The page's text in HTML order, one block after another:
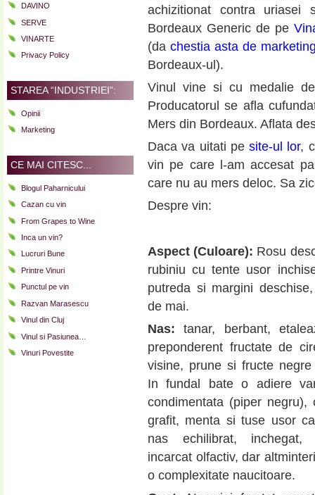
DAVINO
SERVE
VINARTE
Privacy Policy
STAREA “INDUSTRIEI”:
Opinii
Marketing
CE MAI CITESC...
Blogul Paharnicului
Cazan cu vin
From Grapes to Wine
Inca un vin?
Lucruri Bune
Printre Vinuri
Punctul pe vin
Razvan Marasescu
Vinul din Cluj
Vinul si Pasiunea…
Vinuri Povestite
achizitionat contra
Bordeaux Generic de pe
(dachestia asta de
Bordeaux-ul).
Vinul vine si cu medalie
Producatorul se afla
Mers din Bordeaux. Aflata
Daca va uitati pesite-ul lor,
vin pe care l-am accesat
care nu au mers deloc. Sa
Despre vin:
Aspect (Culoare): Rosu
rubiniu cu tente usor
putreda si margini
de mai.
Nas:tanar, berbant,
preponderent fructate de
visine, prune si fructe
In fundal bate o adiere
condimentata (piper negru),
grafit, menta si tuse usor
nas echilibrat,
incarcat olfactiv, dar
o complexitate naucitoare.